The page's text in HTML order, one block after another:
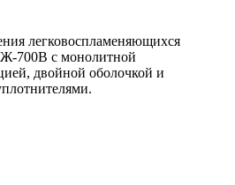
легковоспламеняющихся
700В с монолитной
двойной оболочкой и